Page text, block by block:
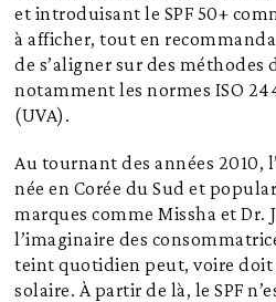
et introduisant le SPF 50+
à afficher, tout en
de s’aligner sur des méthodes
notamment les normes ISO
(UVA).
Au tournant des années 2010,
née en Corée du Sud et
marques comme Missha et
l’imaginaire des
teint quotidien peut, voire
solaire. À partir de là, le SPF